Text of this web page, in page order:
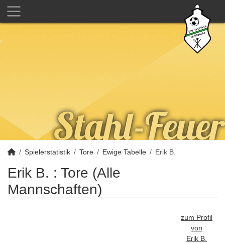
Spielerstatistik Tore Ewige Tabelle Erik B.
Erik B. : Tore (Alle
Mannschaften)
zum Profil
von
Erik B.